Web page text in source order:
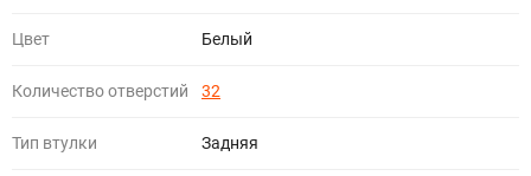
Цвет Белый
Количество отверстий 32
Тип втулки Задняя